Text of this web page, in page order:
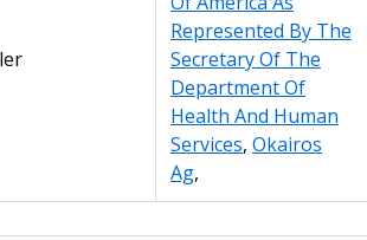
Represented By The
Secretary Of The
Department Of
Health And Human
Services, Okairos
Ag,